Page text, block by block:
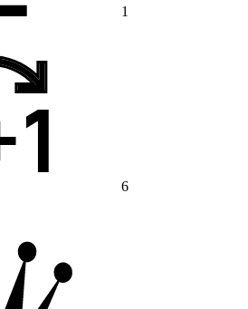
1
6